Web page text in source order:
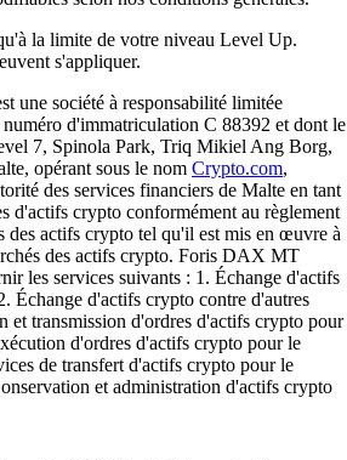
la limite de votre niveau Level Up.
s'appliquer.
une société à responsabilité limitée
d'immatriculation C 88392 et dont le
7, Spinola Park, Triq Mikiel Ang Borg,
opérant sous le nom Crypto.com,
des services financiers de Malte en tant
d'actifs crypto conformément au règlement
des actifs crypto tel qu'il est mis en œuvre à
des actifs crypto. Foris DAX MT
les services suivants : 1. Échange d'actifs
Échange d'actifs crypto contre d'autres
et transmission d'ordres d'actifs crypto pour
d'ordres d'actifs crypto pour le
de transfert d'actifs crypto pour le
et administration d'actifs crypto